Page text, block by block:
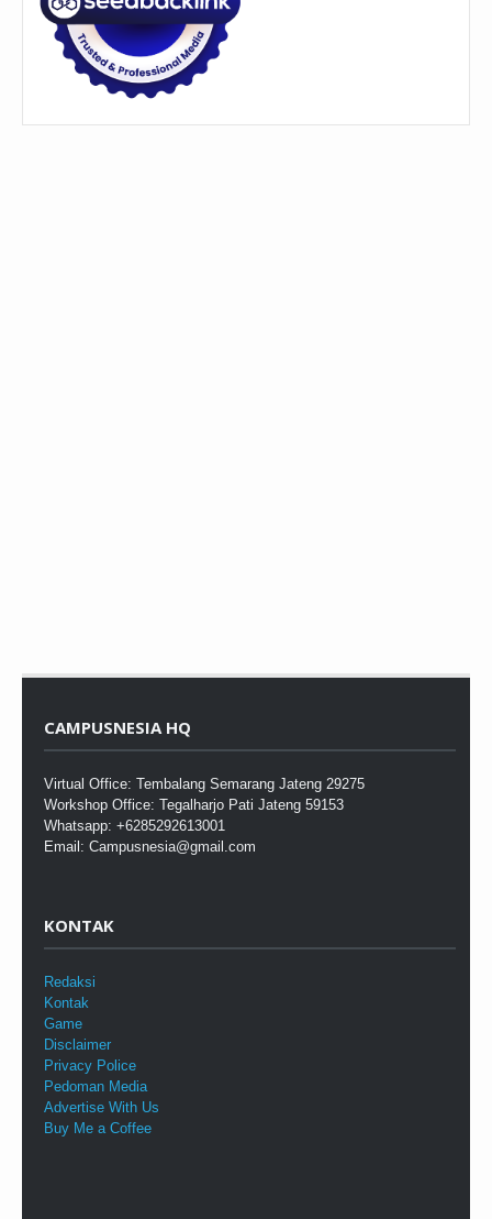
CAMPUSNESIA HQ
Virtual Office: Tembalang Semarang Jateng 29275
Workshop Office: Tegalharjo Pati Jateng 59153
Whatsapp: +6285292613001
Email: Campusnesia@gmail.com
KONTAK
Redaksi
Kontak
Game
Disclaimer
Privacy Police
Pedoman Media
Advertise With Us
Buy Me a Coffee